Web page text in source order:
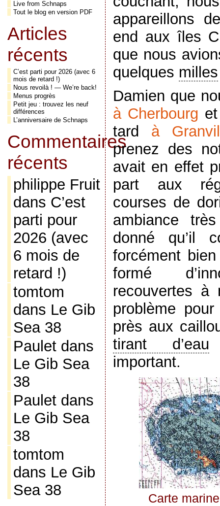
Live from Schnaps
Tout le blog en version PDF
Articles
récents
C’est parti pour 2026 (avec 6
mois de retard !)
Nous revoilà ! — We’re back!
Menus progrès
Petit jeu : trouvez les neuf
différences
L’anniversaire de Schnaps
Commentaires
récents
philippe Fruit
dans C’est
parti pour
2026 (avec
6 mois de
retard !)
tomtom
dans Le Gib
Sea 38
Pauletdans
Le Gib Sea
38
Pauletdans
Le Gib Sea
38
tomtom
dans Le Gib
Sea 38
appareillons
end aux îles
que nous
quelques milles
Damien que
à Cherbourg
tard à
prenez des
avait en effet
part aux
courses de
ambiance
donné qu’il
forcément
formé
recouvertes à
problème
près aux
tirant d’eau
important.
Carte